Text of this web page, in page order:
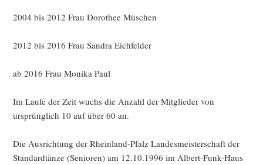
2004 bis 2012 Frau Dorothee Müschen
2012 bis 2016 Frau Sandra Eichfelder
ab 2016 Frau Monika Paul
Im Laufe der Zeit wuchs die Anzahl der Mitglieder von
ursprünglich 10 auf über 60 an.
Die Ausrichtung der Rheinland-Pfalz Landesmeisterschaft der
Standardtänze (Senioren) am 12.10.1996 im Albert-Funk-Haus